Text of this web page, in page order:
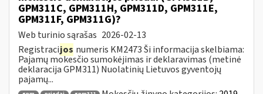
GPM311C, GPM311H, GPM311D, GPM311E,
GPM311F, GPM311G)?
Web turinio sąrašas 2026-02-13
Registracijos numeris KM2473 Ši informacija skelbiama:
Pajamų mokesčio sumokėjimas ir deklaravimas (metinė
deklaracija GPM311) Nuolatinių Lietuvos gyventojų
pajamų...